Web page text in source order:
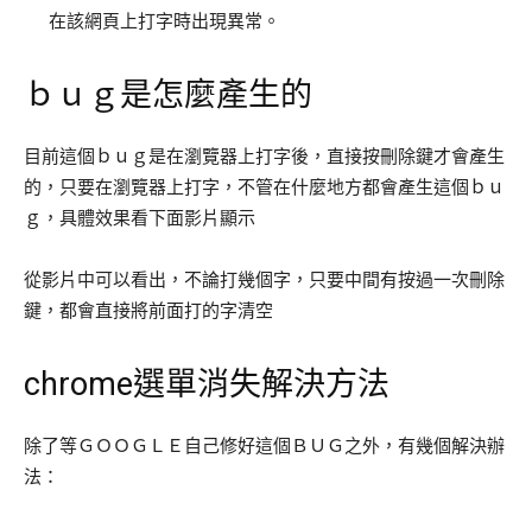
在該網頁上打字時出現異常。
ｂｕｇ是怎麼產生的
目前這個ｂｕｇ是在瀏覽器上打字後，直接按刪除鍵才會產生
的，只要在瀏覽器上打字，不管在什麼地方都會產生這個ｂｕ
ｇ，具體效果看下面影片顯示
從影片中可以看出，不論打幾個字，只要中間有按過一次刪除
鍵，都會直接將前面打的字清空
chrome選單消失解決方法
除了等ＧＯＯＧＬＥ自己修好這個ＢＵＧ之外，有幾個解決辦
法：